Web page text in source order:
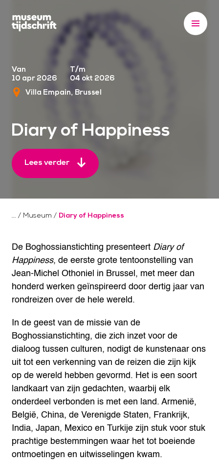
Van
10 apr 2026
T/m
04 okt 2026
Villa Empain Brussel
Diary of Happiness
Lees verder
/ Museum / Diary of Happiness
De Boghossianstichting presenteert Diary of
Happiness, de eerste grote tentoonstelling van
Jean-Michel Othoniel in Brussel, met meer dan
honderd werken geïnspireerd door dertig jaar van
rondreizen over de hele wereld.
In de geest van de missie van de
Boghossianstichting, die zich inzet voor de
dialoog tussen culturen, nodigt de kunstenaar ons
uit tot een verkenning van de reizen die zijn kijk
op de wereld hebben gevormd. Het is een soort
landkaart van zijn gedachten, waarbij elk
onderdeel verbonden is met een land. Armenië,
België, China, de Verenigde Staten, Frankrijk,
India, Japan, Mexico en Turkije zijn stuk voor stuk
prachtige bestemmingen waar het tot boeiende
ontmoetingen en uitwisselingen kwam.